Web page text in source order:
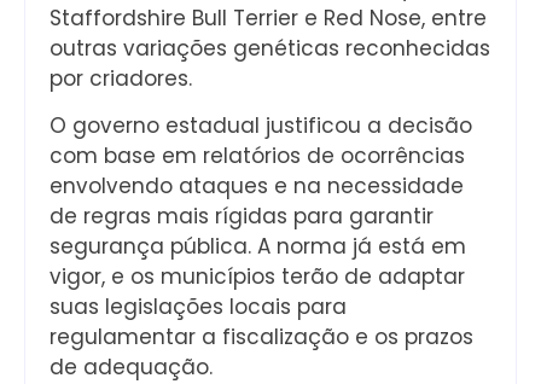
Staffordshire Bull Terrier e Red Nose, entre
outras variações genéticas reconhecidas
por criadores.
O governo estadual justificou a decisão
com base em relatórios de ocorrências
envolvendo ataques e na necessidade
de regras mais rígidas para garantir
segurança pública. A norma já está em
vigor, e os municípios terão de adaptar
suas legislações locais para
regulamentar a fiscalização e os prazos
de adequação.